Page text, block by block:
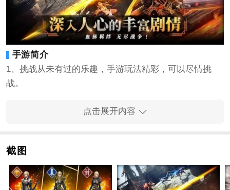
手游简介
1、挑战从未有过的乐趣，手游玩法精彩，可以尽情挑
战。
手游特色
1、有很多好玩的挑战让你玩，玩家都能感受到一种奇特
的冒险。
点击展开内容
截图